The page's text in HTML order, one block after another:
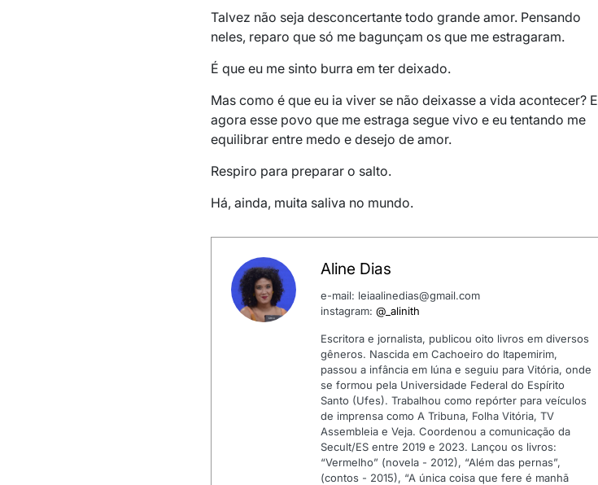
Talvez não seja desconcertante todo grande amor. Pensando
neles, reparo que só me bagunçam os que me estragaram.
É que eu me sinto burra em ter deixado.
Mas como é que eu ia viver se não deixasse a vida acontecer? E
agora esse povo que me estraga segue vivo e eu tentando me
equilibrar entre medo e desejo de amor.
Respiro para preparar o salto.
Há, ainda, muita saliva no mundo.
Aline Dias
e-mail: leiaalinedias@gmail.com
instagram: @_alinith
Escritora e jornalista, publicou oito livros em diversos
gêneros. Nascida em Cachoeiro do Itapemirim,
passou a infância em Iúna e seguiu para Vitória, onde
se formou pela Universidade Federal do Espírito
Santo (Ufes). Trabalhou como repórter para veículos
de imprensa como A Tribuna, Folha Vitória, TV
Assembleia e Veja. Coordenou a comunicação da
Secult/ES entre 2019 e 2023. Lançou os livros:
“Vermelho” (novela - 2012), “Além das pernas”,
(contos - 2015), “A única coisa que fere é manhã